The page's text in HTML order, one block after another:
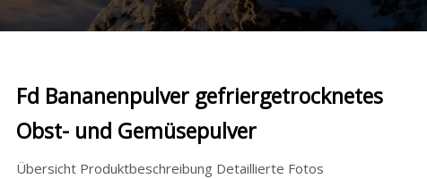
Fd Bananenpulver gefriergetrocknetes
Obst- und Gemüsepulver
Übersicht Produktbeschreibung Detaillierte Fotos